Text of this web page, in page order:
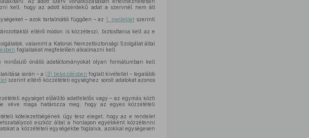
kell, hogy az adott közérdekű adat a szervnél nem áll
– azok tartalmától függően – az1. melléklet szerinti
eltérő módon is közzéteszi, biztosítania kell az e
valamint a Katonai Nemzetbiztonsági Szolgálat által
foglaltakat megfelelően alkalmazni kell.
önálló adatállományokat olyan formátumban kell
során – a (3) bekezdésben foglalt kivétellel – legalább
szerint eltérő közzétételi egységhez sorolt adatokat azonos
egységet előállító adatfelelős vagy – az egymás közti
véve maga határozza meg, hogy az egyes közzétételi
kötelezettségének úgy tesz eleget, hogy az e rendelet
eszköz által a honlapon egyébként közzétenni
a közzétételi egységekbe foglalva, azokkal egységesen